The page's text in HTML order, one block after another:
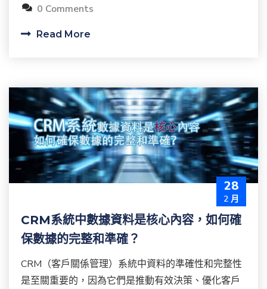
0 Comments
Read More
28
2 月
CRM系統中數據資料是核心內容，如何確
保數據的完整和準確？
CRM（客戶關係管理）系統中資料的準確性和完整性
是至關重要的，因為它們是推動有效決策、優化客戶